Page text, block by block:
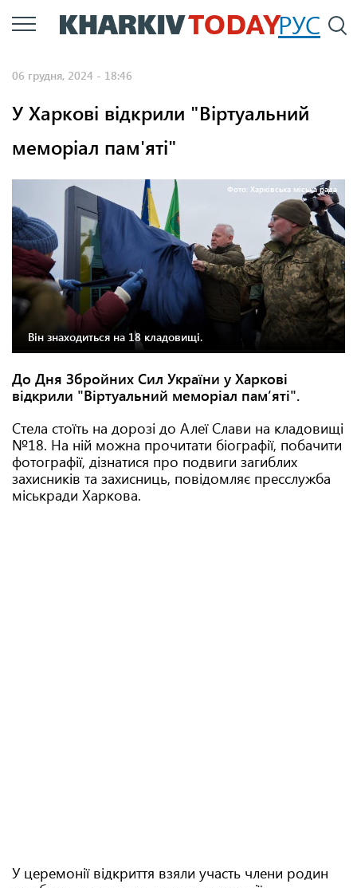
Перейти
до
РУС
06 грудня, 2024 - 18:46
У Харкові відкрили "Віртуальний
меморіал пам'яті"
Фото: Харківська міська рада
Він знаходиться на 18 кладовищі.
До Дня Збройних Сил України у Харкові
відкрили "Віртуальний меморіал пам’яті".
Стела стоїть на дорозі до Алеї Слави на кладовищі
№18. На ній можна прочитати біографії, побачити
фотографії, дізнатися про подвиги загиблих
захисників та захисниць, повідомляє пресслужба
міськради Харкова.
У церемонії відкриття взяли участь члени родин